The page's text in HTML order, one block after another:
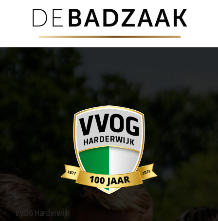
VVOG Harderwijk